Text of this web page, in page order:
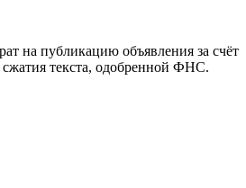
на публикацию объявления за счёт
текста, одобренной ФНС.